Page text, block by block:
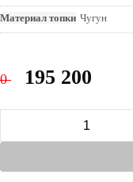
Материал топки Чугун
0 195 200